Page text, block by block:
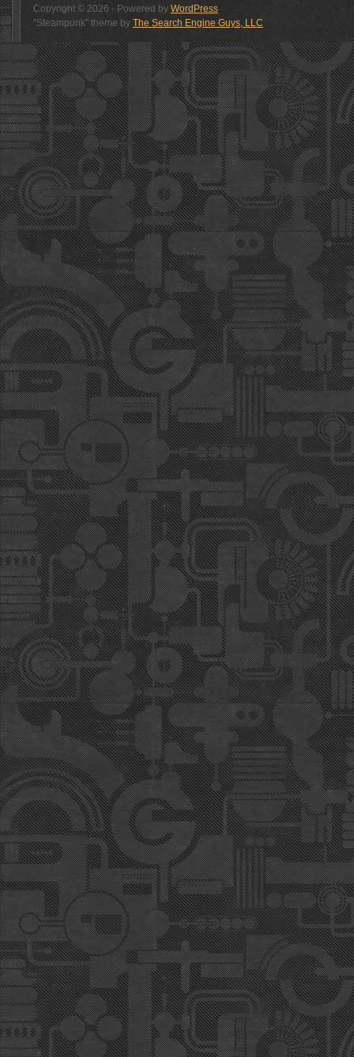
Copyright © 2026 - Powered by WordPress
"Steampunk" theme by The Search Engine Guys, LLC